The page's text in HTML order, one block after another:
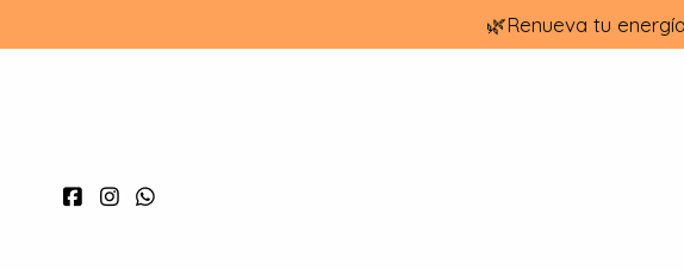
🌿Renueva tu